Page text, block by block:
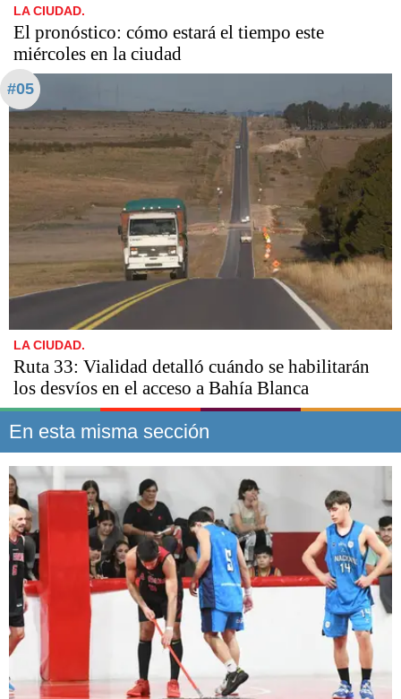
LA CIUDAD.
El pronóstico: cómo estará el tiempo este
miércoles en la ciudad
#05
LA CIUDAD.
Ruta 33: Vialidad detalló cuándo se habilitarán
los desvíos en el acceso a Bahía Blanca
En esta misma sección